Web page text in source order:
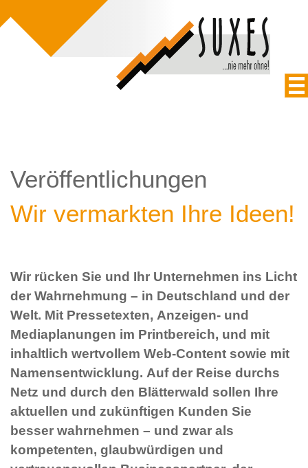
Veröffentlichungen
Wir vermarkten Ihre Ideen!
Wir rücken Sie und Ihr Unternehmen ins Licht
der Wahrnehmung – in Deutschland und der
Welt. Mit Pressetexten, Anzeigen- und
Mediaplanungen im Printbereich, und mit
inhaltlich wertvollem Web-Content sowie mit
Namensentwicklung. Auf der Reise durchs
Netz und durch den Blätterwald sollen Ihre
aktuellen und zukünftigen Kunden Sie
besser wahrnehmen – und zwar als
kompetenten, glaubwürdigen und